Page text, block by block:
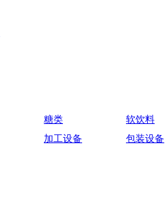
糖类
软饮料
加工设备 包装设备